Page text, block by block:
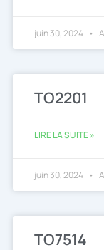
juin 30, 2024
TO2201
LIRE LA SUITE »
juin 30, 2024
TO7514